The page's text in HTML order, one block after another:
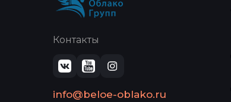
Контакты
info@beloe-oblako.ru